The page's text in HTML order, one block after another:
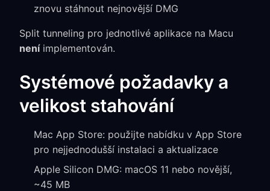
znovu stáhnout nejnovější DMG
Split tunneling pro jednotlivé aplikace na Macu
neníimplementován.
Systémové požadavky a
velikost stahování
Mac App Store: použijte nabídku v App Store
pro nejjednodušší instalaci a aktualizace
Apple Silicon DMG: macOS 11 nebo novější,
~45 MB